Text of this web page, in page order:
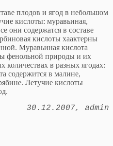
плодов и ягод в небольшом
кислоты: муравьиная,
они содержатся в составе
кислоты хаактерны
Муравьиная кислота
фенольной природы и их
количествах в разных ягодах:
содержится в малине,
Летучие кислоты
30.12.2007 admin